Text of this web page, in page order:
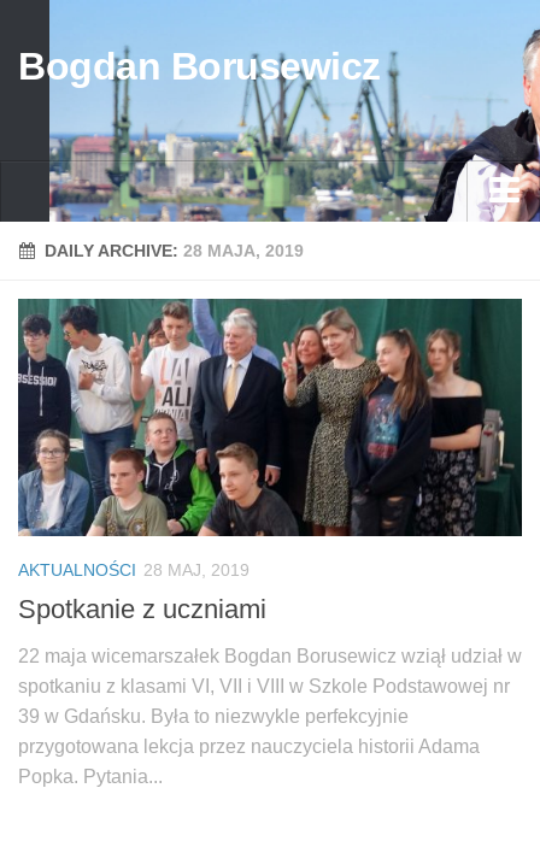
Bogdan Borusewicz
Aktualności
przed 1989
po 1989
Media
Galeria
Życiorys
Fundacja Jacka Kaczmarskiego
Fundacja Batorego
DAILY ARCHIVE: 28 MAJA, 2019
AKTUALNOŚCI 28 MAJ, 2019
Spotkanie z uczniami
22 maja wicemarszałek Bogdan Borusewicz wziął udział w
spotkaniu z klasami VI, VII i VIII w Szkole Podstawowej nr
39 w Gdańsku. Była to niezwykle perfekcyjnie
przygotowana lekcja przez nauczyciela historii Adama
Popka. Pytania...